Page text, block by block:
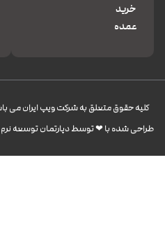
خرید
عمده
کليه حقوق متعلق به شرکت ویپ ایران می
طراحی شده با ❤︎ توسط دپارتمان توسعه نرم